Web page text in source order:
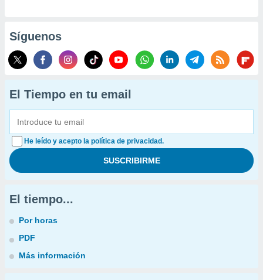
Síguenos
El Tiempo en tu email
He leído y acepto la política de privacidad.
El tiempo...
Por horas
PDF
Más información